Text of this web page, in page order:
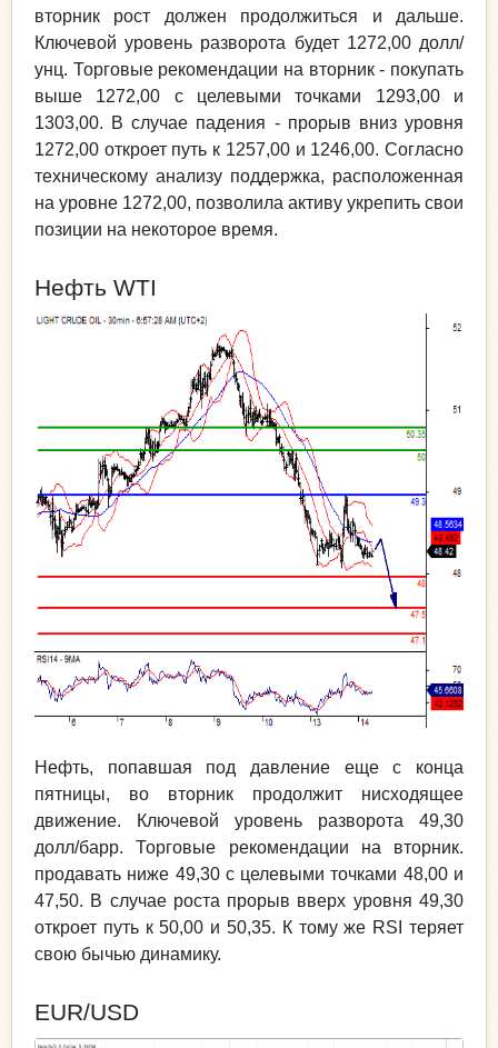
вторник рост должен продолжиться и дальше.
Ключевой уровень разворота будет 1272,00 долл/
унц. Торговые рекомендации на вторник - покупать
выше 1272,00 с целевыми точками 1293,00 и
1303,00. В случае падения - прорыв вниз уровня
1272,00 откроет путь к 1257,00 и 1246,00. Согласно
техническому анализу поддержка, расположенная
на уровне 1272,00, позволила активу укрепить свои
позиции на некоторое время.
Нефть WTI
Нефть, попавшая под давление еще с конца
пятницы, во вторник продолжит нисходящее
движение. Ключевой уровень разворота 49,30
долл/барр. Торговые рекомендации на вторник.
продавать ниже 49,30 с целевыми точками 48,00 и
47,50. В случае роста прорыв вверх уровня 49,30
откроет путь к 50,00 и 50,35. К тому же RSI теряет
свою бычью динамику.
EUR/USD